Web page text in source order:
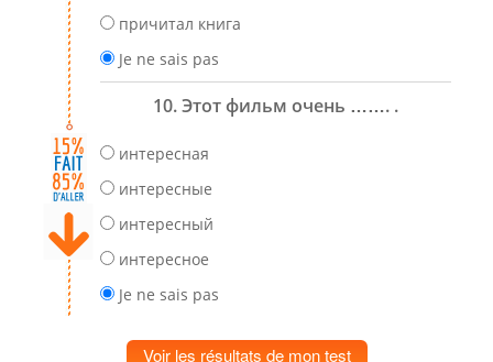
причитал книга
Je ne sais pas
10. Этот фильм очень ……. .
интересная
интересные
интересный
интересное
Je ne sais pas
Voir les résultats de mon test